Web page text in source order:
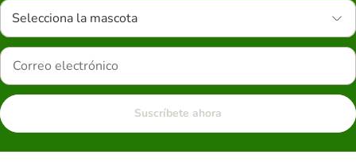
Selecciona la mascota
Suscríbete ahora